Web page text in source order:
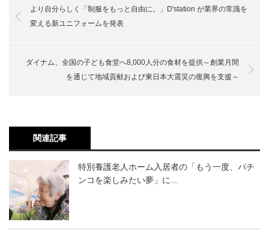
より自分らしく「制服をもっと自由に。」D'station が業界の常識を
変える新ユニフォームを発表
ダイナム、全国の子ども食堂へ8,000人分の食材を提供～創業月間
を通じて地域貢献および東日本大震災の復興を支援～
関連記事
特別養護老人ホーム入居者の「もう一度、パチ
ンコを楽しみたい夢」に…